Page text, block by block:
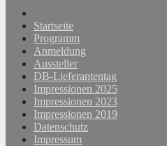
Startseite
Programm
Anmeldung
Aussteller
DB-Lieferantentag
Impressionen 2025
Impressionen 2023
Impressionen 2019
Datenschutz
Impressum